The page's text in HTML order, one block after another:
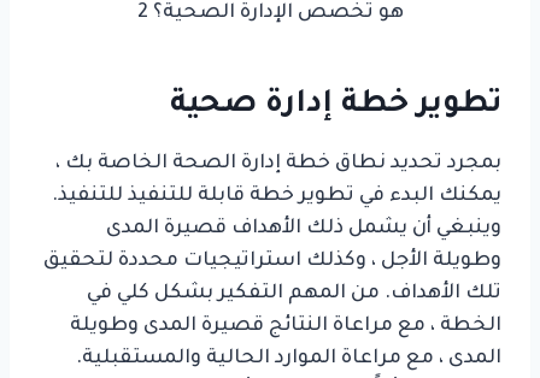
تطوير خطة إدارة صحية
بمجرد تحديد نطاق خطة إدارة الصحة الخاصة بك ،
يمكنك البدء في تطوير خطة قابلة للتنفيذ للتنفيذ.
وينبغي أن يشمل ذلك الأهداف قصيرة المدى
وطويلة الأجل ، وكذلك استراتيجيات محددة لتحقيق
تلك الأهداف. من المهم التفكير بشكل كلي في
الخطة ، مع مراعاة النتائج قصيرة المدى وطويلة
المدى ، مع مراعاة الموارد الحالية والمستقبلية.